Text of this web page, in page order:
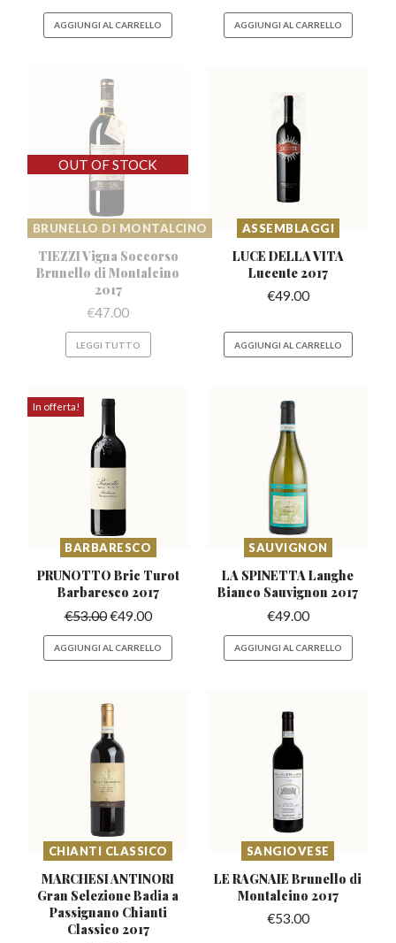
AGGIUNGI AL CARRELLO AGGIUNGI AL CARRELLO
BRUNELLO DI MONTALCINO
TIEZZI Vigna Soccorso
Brunello di Montalcino
2017
€47.00
LEGGI TUTTO
ASSEMBLAGGI
LUCE DELLA VITA
Lucente 2017
€49.00
AGGIUNGI AL CARRELLO
In offerta!
BARBARESCO
PRUNOTTO Bric Turot
Barbaresco 2017
€53.00€49.00
AGGIUNGI AL CARRELLO
SAUVIGNON
LA SPINETTA Langhe
Bianco Sauvignon 2017
€49.00
AGGIUNGI AL CARRELLO
CHIANTI CLASSICO
MARCHESI ANTINORI
Gran Selezione Badia a
Passignano Chianti
Classico 2017
SANGIOVESE
LE RAGNAIE Brunello di
Montalcino 2017
€53.00